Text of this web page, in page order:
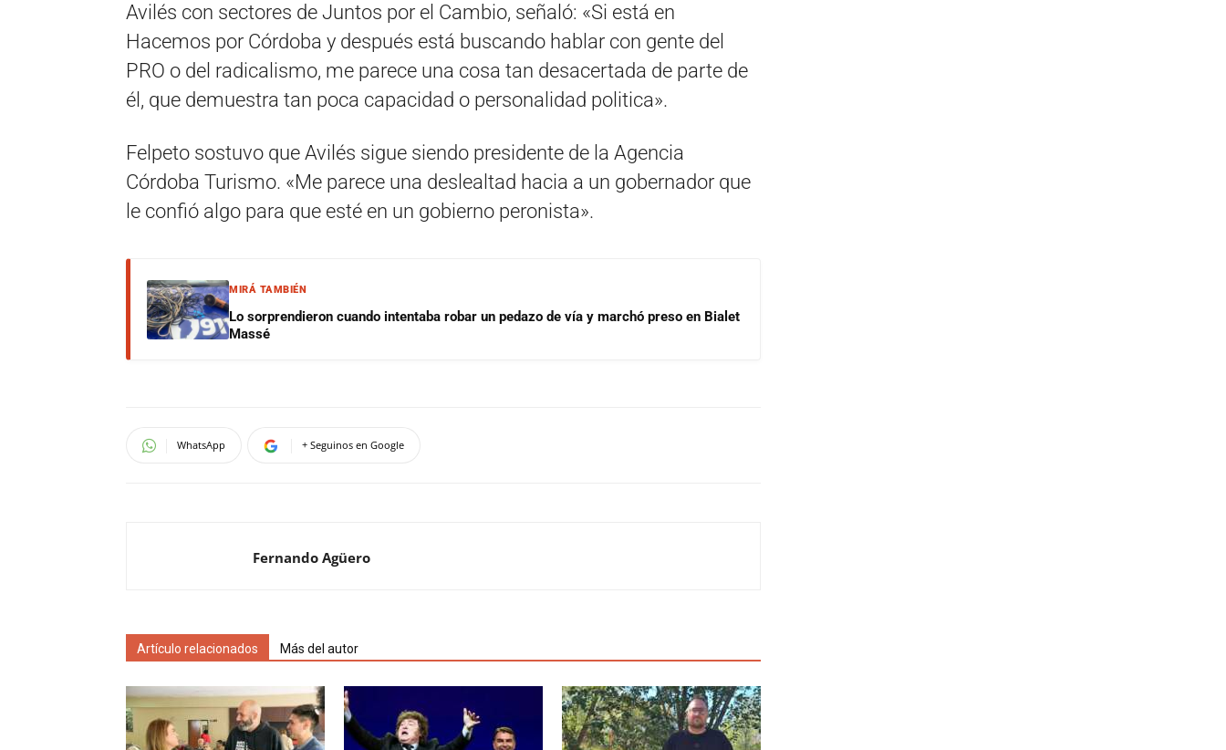
Avilés con sectores de Juntos por el Cambio, señaló: «Si está en
Hacemos por Córdoba y después está buscando hablar con gente del
PRO o del radicalismo, me parece una cosa tan desacertada de parte de
él, que demuestra tan poca capacidad o personalidad politica».
Felpeto sostuvo que Avilés sigue siendo presidente de la Agencia
Córdoba Turismo. «Me parece una deslealtad hacia a un gobernador que
le confió algo para que esté en un gobierno peronista».
MIRÁ TAMBIÉN
Lo sorprendieron cuando intentaba robar un pedazo de vía y marchó preso en Bialet
Massé
WhatsApp + Seguinos en Google
Fernando Agüero
Artículo relacionados Más del autor